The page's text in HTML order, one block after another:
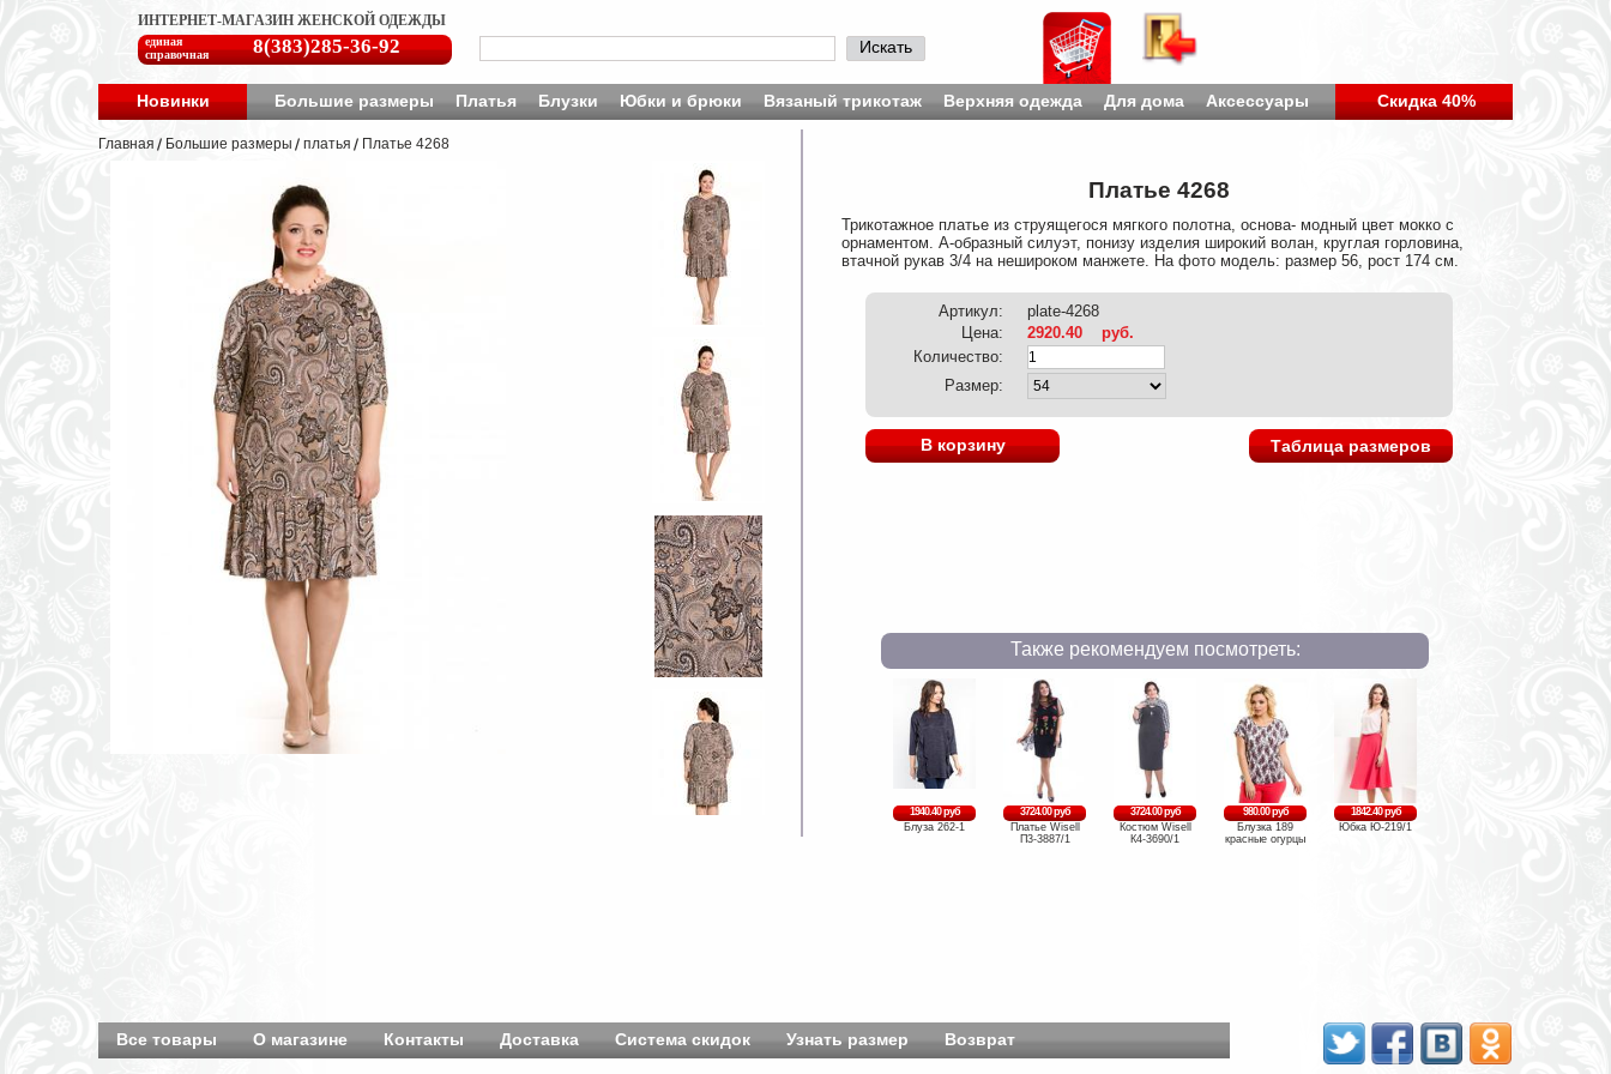
ИНТЕРНЕТ-МАГАЗИН ЖЕНСКОЙ ОДЕЖДЫ
единая
справочная
8(383)285-36-92 Искать
Новинки Большие размеры Платья Блузки Юбки и брюки Вязаный трикотаж Верхняя одежда Для дома Аксессуары Скидка 40%
Главная Большие размеры платья Платье 4268
Платье 4268
Трикотажное платье из струящегося мягкого полотна, основа- модный цвет мокко с
орнаментом. А-образный силуэт, понизу изделия широкий волан, круглая горловина,
втачной рукав 3/4 на нешироком манжете. На фото модель: размер 56, рост 174 см.
Артикул:
plate-4268
Цена:
2920.40
руб.
Количество:
Размер:
В корзину Таблица размеров
Также рекомендуем посмотреть:
1940.40 руб
Блуза 262-1
3724.00 руб
Платье Wisell
П3-3887/1
3724.00 руб
Костюм Wisell
К4-3690/1
980.00 руб
Блузка 189
красные огурцы
1842.40 руб
Юбка Ю-219/1
Все товары О магазине Контакты Доставка Система скидок Узнать размер Возврат